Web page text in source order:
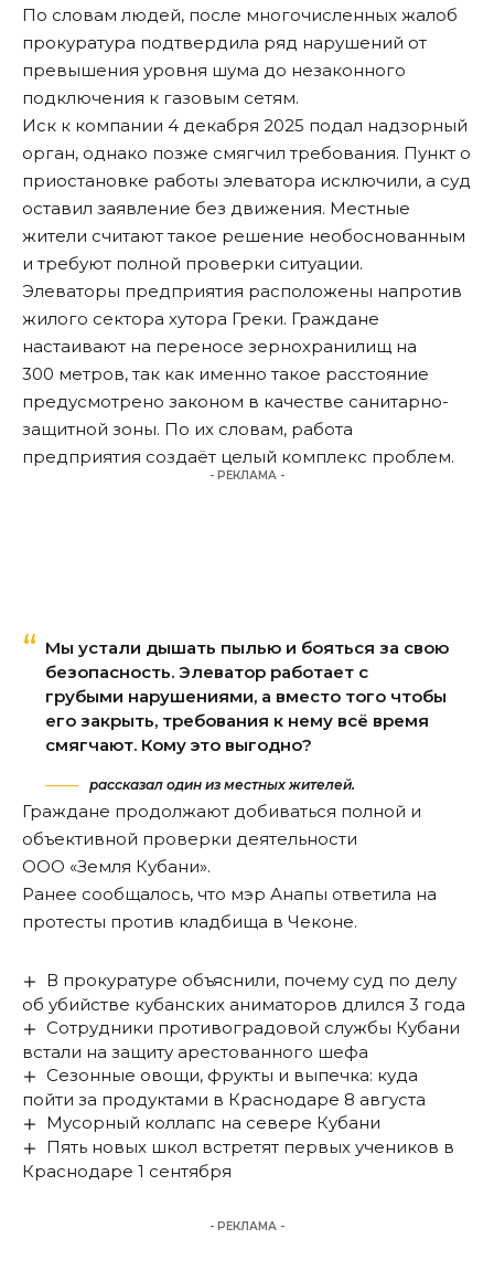
По словам людей, после многочисленных жалоб
прокуратура подтвердила ряд нарушений от
превышения уровня шума до незаконного
подключения к газовым сетям.
Иск к компании 4 декабря 2025 подал надзорный
орган, однако позже смягчил требования. Пункт о
приостановке работы элеватора исключили, а суд
оставил заявление без движения. Местные
жители считают такое решение необоснованным
и требуют полной проверки ситуации.
Элеваторы предприятия расположены напротив
жилого сектора хутора Греки. Граждане
настаивают на переносе зернохранилищ на
300 метров, так как именно такое расстояние
предусмотрено законом в качестве санитарно-
защитной зоны. По их словам, работа
предприятия создаёт целый комплекс проблем.
- РЕКЛАМА -
Мы устали дышать пылью и бояться за свою
безопасность. Элеватор работает с
грубыми нарушениями, а вместо того чтобы
его закрыть, требования к нему всё время
смягчают. Кому это выгодно?
рассказал один из местных жителей.
Граждане продолжают добиваться полной и
объективной проверки деятельности
ООО «Земля Кубани».
Ранее сообщалось, что мэр Анапы ответила на
протесты против кладбища в Чеконе.
В прокуратуре объяснили, почему суд по делу
об убийстве кубанских аниматоров длился 3 года
Сотрудники противоградовой службы Кубани
встали на защиту арестованного шефа
Сезонные овощи, фрукты и выпечка: куда
пойти за продуктами в Краснодаре 8 августа
Мусорный коллапс на севере Кубани
Пять новых школ встретят первых учеников в
Краснодаре 1 сентября
- РЕКЛАМА -